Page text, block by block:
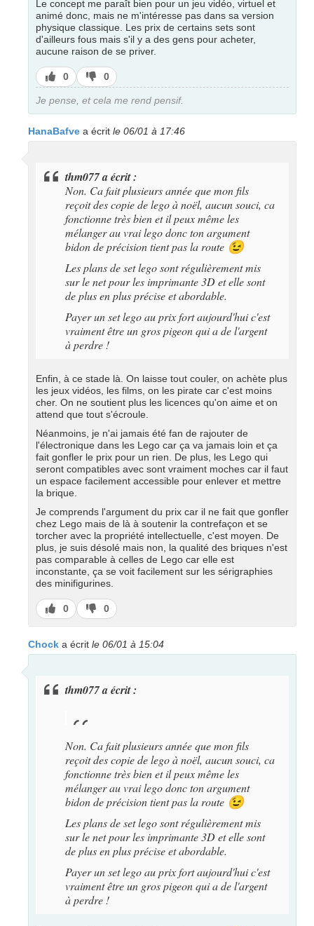
Le concept me paraît bien pour un jeu vidéo, virtuel et
animé donc, mais ne m'intéresse pas dans sa version
physique classique. Les prix de certains sets sont
d'ailleurs fous mais s'il y a des gens pour acheter,
aucune raison de se priver.
J’aime
0
J’aime
pas
0
Je pense, et cela me rend pensif.
HanaBafve a écrit le 06/01 à 17:46
thm077 a écrit :
Non. Ca fait plusieurs année que mon fils
reçoit des copie de lego à noël, aucun souci, ca
fonctionne très bien et il peux même les
mélanger au vrai lego donc ton argument
bidon de précision tient pas la route 😉
Les plans de set lego sont régulièrement mis
sur le net pour les imprimante 3D et elle sont
de plus en plus précise et abordable.
Payer un set lego au prix fort aujourd'hui c'est
vraiment être un gros pigeon qui a de l'argent
à perdre !
Enfin, à ce stade là. On laisse tout couler, on achète plus
les jeux vidéos, les films, on les pirate car c'est moins
cher. On ne soutient plus les licences qu'on aime et on
attend que tout s'écroule.
Néanmoins, je n'ai jamais été fan de rajouter de
l'électronique dans les Lego car ça va jamais loin et ça
fait gonfler le prix pour un rien. De plus, les Lego qui
seront compatibles avec sont vraiment moches car il faut
un espace facilement accessible pour enlever et mettre
la brique.
Je comprends l'argument du prix car il ne fait que gonfler
chez Lego mais de là à soutenir la contrefaçon et se
torcher avec la propriété intellectuelle, c'est moyen. De
plus, je suis désolé mais non, la qualité des briques n'est
pas comparable à celles de Lego car elle est
inconstante, ça se voit facilement sur les sérigraphies
des minifigurines.
J’aime
0
J’aime
pas
0
Chock a écrit le 06/01 à 15:04
thm077 a écrit :
Non. Ca fait plusieurs année que mon fils
reçoit des copie de lego à noël, aucun souci, ca
fonctionne très bien et il peux même les
mélanger au vrai lego donc ton argument
bidon de précision tient pas la route 😉
Les plans de set lego sont régulièrement mis
sur le net pour les imprimante 3D et elle sont
de plus en plus précise et abordable.
Payer un set lego au prix fort aujourd'hui c'est
vraiment être un gros pigeon qui a de l'argent
à perdre !